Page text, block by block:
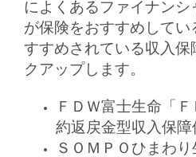
によくあるファイナン
が保険をおすすめして
すすめされている収入保
クアップします。
ＦＤＷ富士生命「
約返戻金型収入保障
ＳＯＭＰＯひまわ